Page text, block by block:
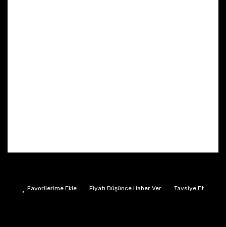
Fiyatı Düşünce Haber Ver Tavsiye Et